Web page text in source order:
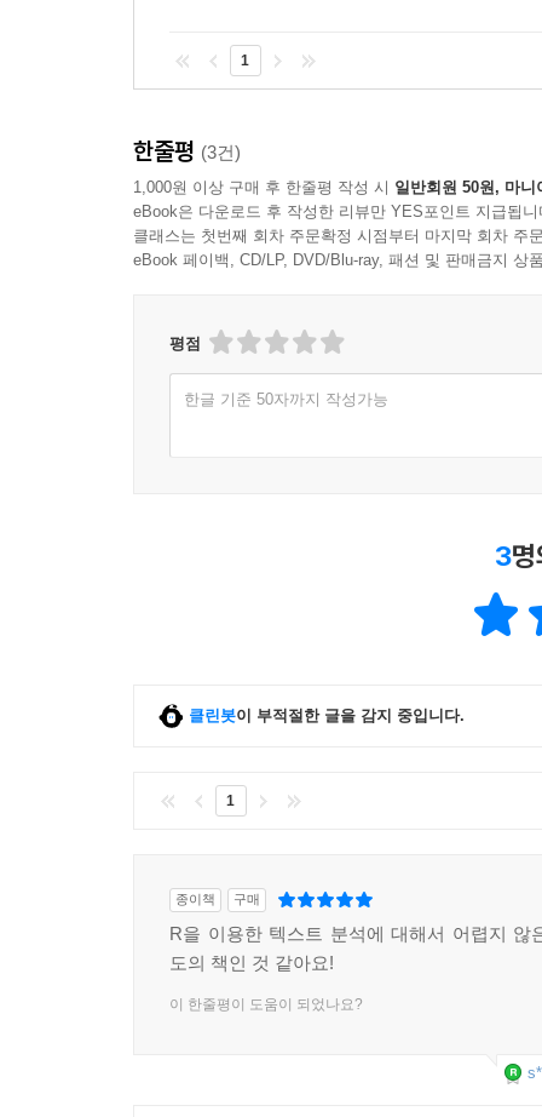
1
한줄평 (3건)
1,000원 이상 구매 후 한줄평 작성 시 일반회원 50원, 마니
eBook은 다운로드 후 작성한 리뷰만 YES포인트 지급됩니
클래스는 첫번째 회차 주문확정 시점부터 마지막 회차 주
eBook 페이백, CD/LP, DVD/Blu-ray, 패션 및 판매금지 상
평점
한글 기준 50자까지 작성가능
3
클린봇이 부적절한 글을 감지 중입니다.
1
종이책 구매
R을 이용한 텍스트 분석에 대해서 어렵지 않
도의 책인 것 같아요!
이 한줄평이 도움이 되었나요?